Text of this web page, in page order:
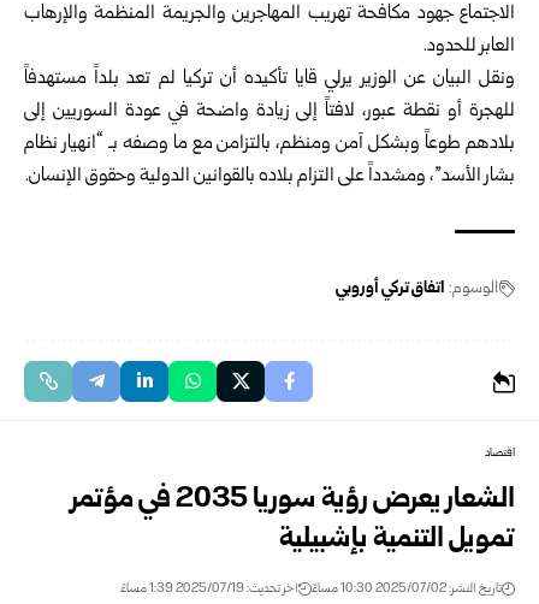
الاجتماع جهود مكافحة تهريب المهاجرين والجريمة المنظمة والإرهاب
العابر للحدود.
ونقل البيان عن الوزير يرلي قايا تأكيده أن تركيا لم تعد بلداً مستهدفاً
للهجرة أو نقطة عبور، لافتاً إلى زيادة واضحة في عودة السوريين إلى
بلادهم طوعاً وبشكل آمن ومنظم، بالتزامن مع ما وصفه بـ “انهيار نظام
بشار الأسد”، ومشدداً على التزام بلاده بالقوانين الدولية وحقوق الإنسان.
الوسوم: اتفاق تركي أوروبي
اقتصاد
الشعار يعرض رؤية سوريا 2035 في مؤتمر
تمويل التنمية بإشبيلية
تاريخ النشر: 2025/07/02 10:30 مساءً اخر تحديث: 2025/07/19 1:39 مساءً